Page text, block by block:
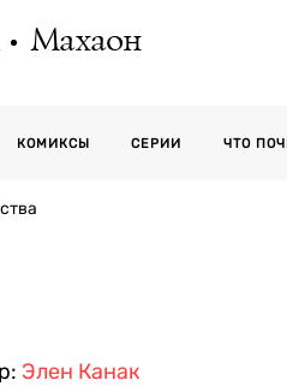
Махаон
КОМИКСЫ СЕРИИ ЧТО
Элен Канак